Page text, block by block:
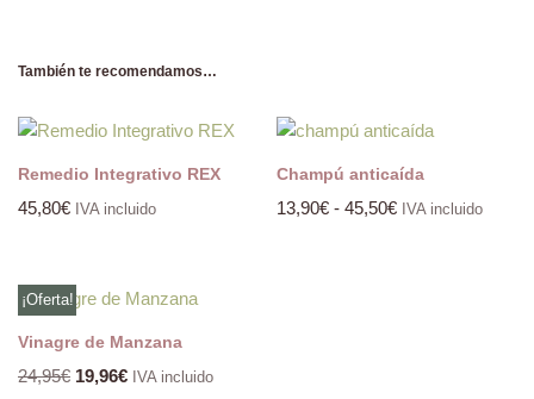
También te recomendamos…
Remedio Integrativo REX
45,80€ IVA incluido
Champú anticaída
13,90€ - 45,50€ IVA incluido
¡Oferta!
Vinagre de Manzana
24,95€ 19,96€ IVA incluido